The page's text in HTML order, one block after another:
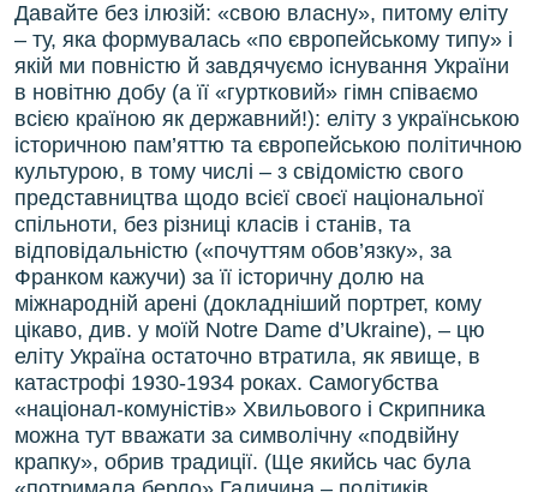
Давайте без ілюзій: «свою власну», питому еліту
– ту, яка формувалась «по європейському типу» і
якій ми повністю й завдячуємо існування України
в новітню добу (а її «гуртковий» гімн співаємо
всією країною як державний!): еліту з українською
історичною пам’яттю та європейською політичною
культурою, в тому числі – з свідомістю свого
представництва щодо всієї своєї національної
спільноти, без різниці класів і станів, та
відповідальністю («почуттям обов’язку», за
Франком кажучи) за її історичну долю на
міжнародній арені (докладніший портрет, кому
цікаво, див. у моїй Notre Dame d’Ukraine), – цю
еліту Україна остаточно втратила, як явище, в
катастрофі 1930-1934 роках. Самогубства
«націонал-комуністів» Хвильового і Скрипника
можна тут вважати за символічну «подвійну
крапку», обрив традиції. (Ще якийсь час була